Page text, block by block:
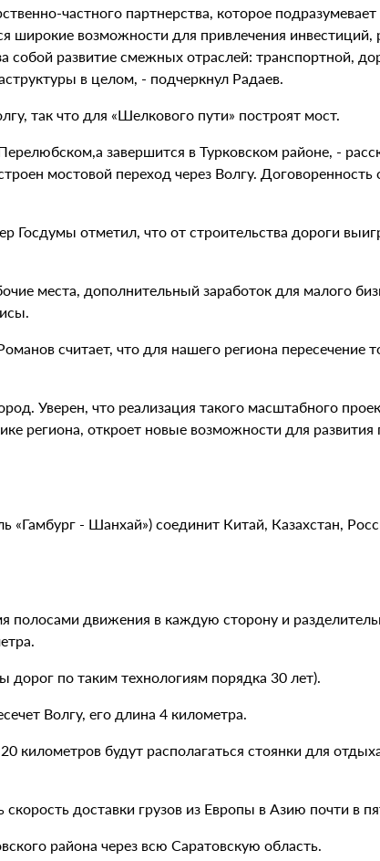
частного партнерства, которое
широкие возможности для привлечения инвестиций,
собой развитие смежных отраслей: транспортной,
в целом, - подчеркнул Радаев.
так что для «Шелкового пути» построят мост.
завершится в Турковском районе, -
мостовой переход через Волгу. Договоренность
Госдумы отметил, что от строительства дороги
места, дополнительный заработок для малого
считает, что для нашего региона пересечение
Уверен, что реализация такого масштабного
региона, откроет новые возможности для
«Гамбург - Шанхай») соединит Китай, Казахстан,
полосами движения в каждую сторону и
по таким технологиям порядка 30 лет).
Волгу, его длина 4 километра.
километров будут располагаться стоянки для
доставки грузов из Европы в Азию почти в
района через всю Саратовскую область.